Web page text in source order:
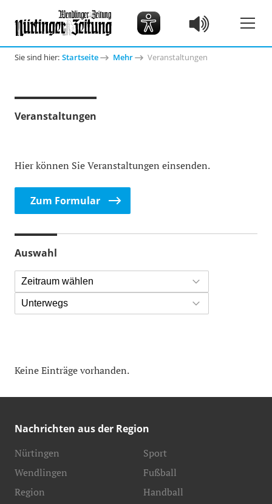
Sie sind hier: Startseite Mehr Veranstaltungen
Veranstaltungen
Hier können Sie Veranstaltungen einsenden.
Zum Formular
Auswahl
Zeitraum wählen
Unterwegs
Keine Einträge vorhanden.
Nachrichten aus der Region
Nürtingen
Wendlingen
Region
Sport
Fußball
Handball